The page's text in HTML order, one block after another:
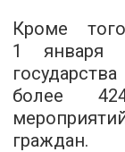
Кроме
1 января
более
граждан.